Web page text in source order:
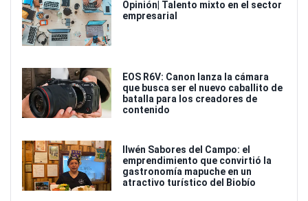
Opinión| Talento mixto en el sector
empresarial
EOS R6V: Canon lanza la cámara
que busca ser el nuevo caballito de
batalla para los creadores de
contenido
Ilwén Sabores del Campo: el
emprendimiento que convirtió la
gastronomía mapuche en un
atractivo turístico del Biobío